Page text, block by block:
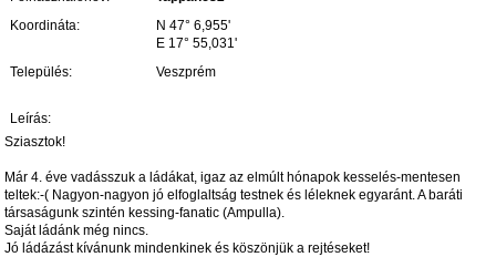
Koordináta:
N 47° 6,955'
E 17° 55,031'
Település:
Veszprém
Leírás:
Sziasztok!
Már 4. éve vadásszuk a ládákat, igaz az elmúlt hónapok kesselés-mentesen
teltek:-( Nagyon-nagyon jó elfoglaltság testnek és léleknek egyaránt. A baráti
társaságunk szintén kessing-fanatic (Ampulla).
Saját ládánk még nincs.
Jó ládázást kívánunk mindenkinek és köszönjük a rejtéseket!